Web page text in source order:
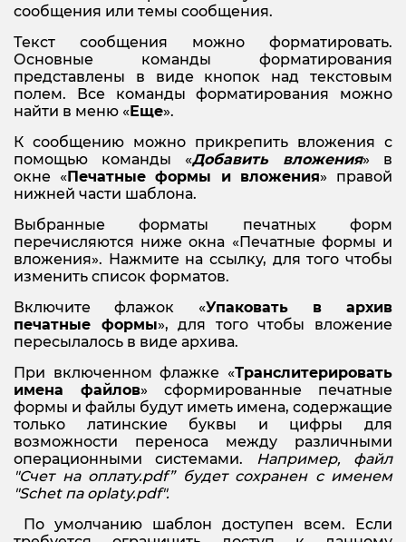
сообщения или темы сообщения.
Текст сообщения можно форматировать.
Основные команды форматирования
представлены в виде кнопок над текстовым
полем. Все команды форматирования можно
найти в меню «Еще».
К сообщению можно прикрепить вложения с
помощью команды «Добавить вложения» в
окне «Печатные формы и вложения» правой
нижней части шаблона.
Выбранные форматы печатных форм
перечисляются ниже окна «Печатные формы и
вложения». Нажмите на ссылку, для того чтобы
изменить список форматов.
Включите флажок «Упаковать в архив
печатные формы», для того чтобы вложение
пересылалось в виде архива.
При включенном флажке «Транслитерировать
имена файлов» сформированные печатные
формы и файлы будут иметь имена, содержащие
только латинские буквы и цифры для
возможности переноса между различными
операционными системами. Например, файл
"Счет на оплату.pdf” будет сохранен с именем
"Schet па oplaty.pdf".
По умолчанию шаблон доступен всем. Если